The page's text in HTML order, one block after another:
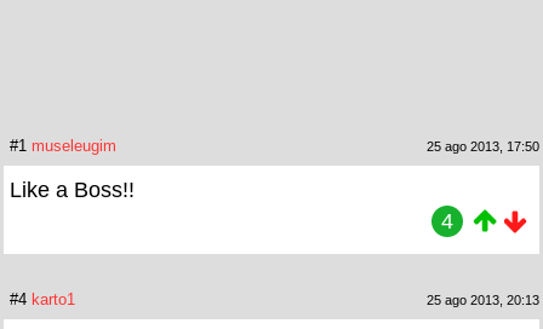
#1 museleugim 25 ago 2013, 17:50
Like a Boss!!
4
#4 karto1 25 ago 2013, 20:13